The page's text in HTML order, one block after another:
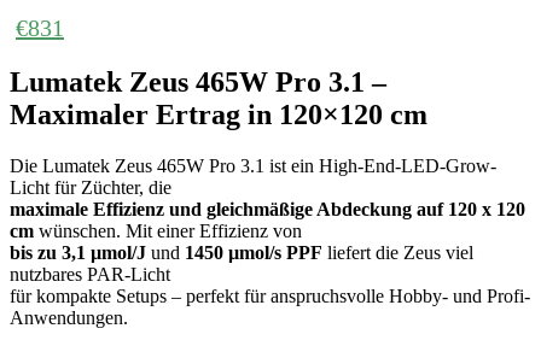
€831
Lumatek Zeus 465W Pro 3.1 –
Maximaler Ertrag in 120×120 cm
Die Lumatek Zeus 465W Pro 3.1 ist ein High-End-LED-Grow-
Licht für Züchter, die
maximale Effizienz und gleichmäßige Abdeckung auf 120 x 120
cm wünschen. Mit einer Effizienz von
bis zu 3,1 µmol/J und 1450 µmol/s PPF liefert die Zeus viel
nutzbares PAR-Licht
für kompakte Setups – perfekt für anspruchsvolle Hobby- und Profi-
Anwendungen.